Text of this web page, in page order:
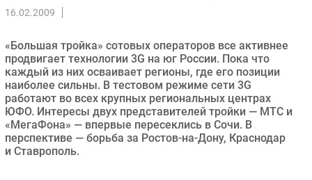
Интеграция
Маркетинг
Торговые сети
Оборудование
ПО
Outsourcing
Кадры
16.02.2009
«Большая тройка» сотовых операторов все активнее
продвигает технологии 3G на юг России. Пока что
каждый из них осваивает регионы, где его позиции
наиболее сильны. В тестовом режиме сети 3G
работают во всех крупных региональных центрах
ЮФО. Интересы двух представителей тройки — МТС и
«МегаФона» — впервые пересеклись в Сочи. В
перспективе — борьба за Ростов-на-Дону, Краснодар
и Ставрополь.